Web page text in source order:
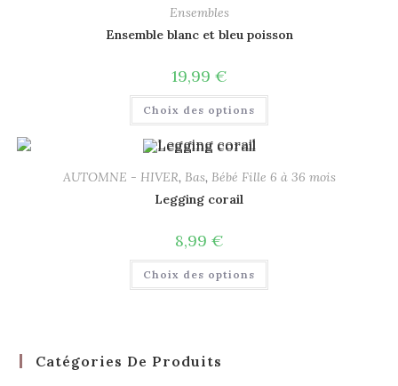
Ensembles
Ensemble blanc et bleu poisson
19,99 €
Choix des options
AUTOMNE - HIVER, Bas, Bébé Fille 6 à 36 mois
Legging corail
8,99 €
Choix des options
Catégories De Produits